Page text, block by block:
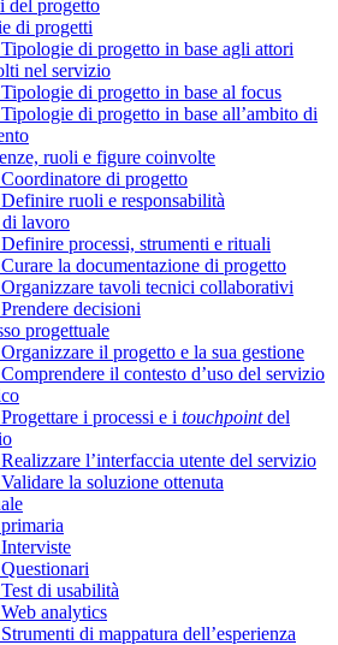
del progetto
di progetti
di progetto in base agli attori
nel servizio
di progetto in base al focus
di progetto in base all’ambito di
ruoli e figure coinvolte
di progetto
ruoli e responsabilità
lavoro
processi, strumenti e rituali
la documentazione di progetto
tavoli tecnici collaborativi
decisioni
progettuale
il progetto e la sua gestione
il contesto d’uso del servizio
i processi e i touchpointdel
l’interfaccia utente del servizio
la soluzione ottenuta
di usabilità
analytics
di mappatura dell’esperienza